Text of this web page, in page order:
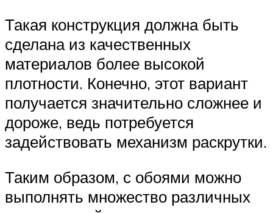
Такая конструкция должна быть
сделана из качественных
материалов более высокой
плотности. Конечно, этот вариант
получается значительно сложнее и
дороже, ведь потребуется
задействовать механизм раскрутки.
Таким образом, с обоями можно
выполнять множество различных